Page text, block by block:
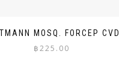
MOSQ. FORCEP CVD.
฿225.00